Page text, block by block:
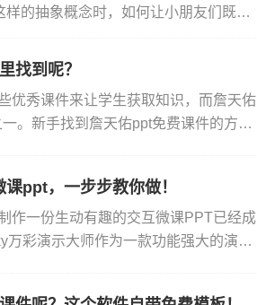
样的抽象概念时，如何让小朋友们既听
找到呢？
优秀课件来让学生获取知识，而詹天佑
。新手找到詹天佑ppt免费课件的方法
ppt，一步步教你做！
作一份生动有趣的交互微课PPT已经成
万彩演示大师作为一款功能强大的演示